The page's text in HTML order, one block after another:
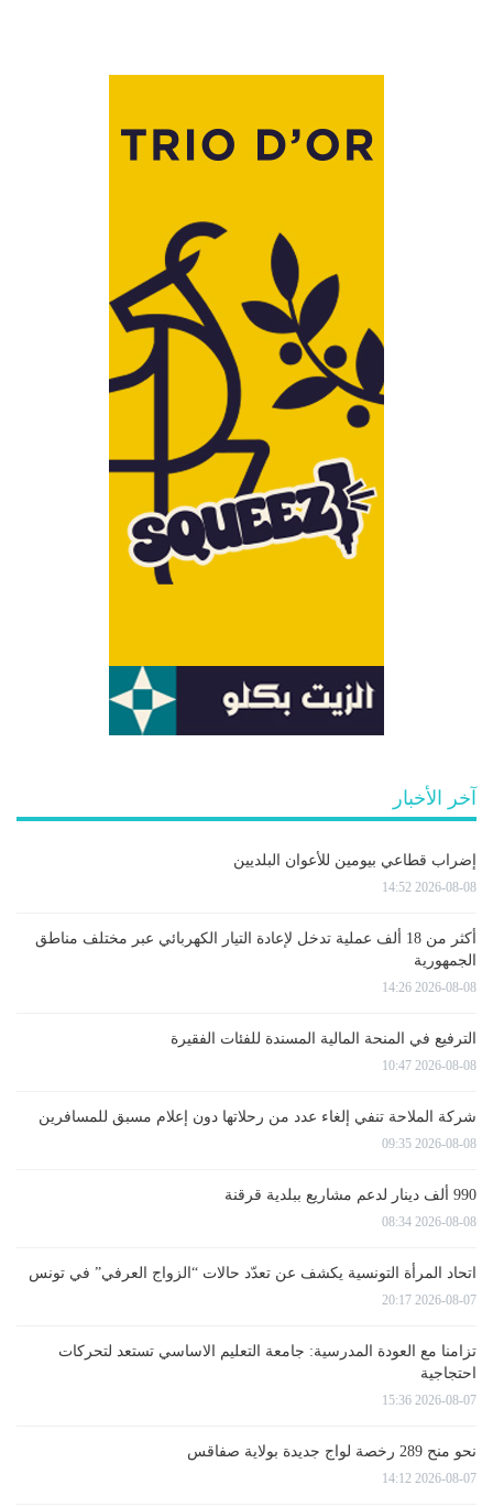
آخر الأخبار
إضراب قطاعي بيومين للأعوان البلديين
2026-08-08 14:52
أكثر من 18 ألف عملية تدخل لإعادة التيار الكهربائي عبر مختلف مناطق
الجمهورية
2026-08-08 14:26
الترفيع في المنحة المالية المسندة للفئات الفقيرة
2026-08-08 10:47
شركة الملاحة تنفي إلغاء عدد من رحلاتها دون إعلام مسبق للمسافرين
2026-08-08 09:35
990 ألف دينار لدعم مشاريع ببلدية قرقنة
2026-08-08 08:34
اتحاد المرأة التونسية يكشف عن تعدّد حالات “الزواج العرفي” في تونس
2026-08-07 20:17
تزامنا مع العودة المدرسية: جامعة التعليم الاساسي تستعد لتحركات
احتجاجية
2026-08-07 15:36
نحو منح 289 رخصة لواج جديدة بولاية صفاقس
2026-08-07 14:12